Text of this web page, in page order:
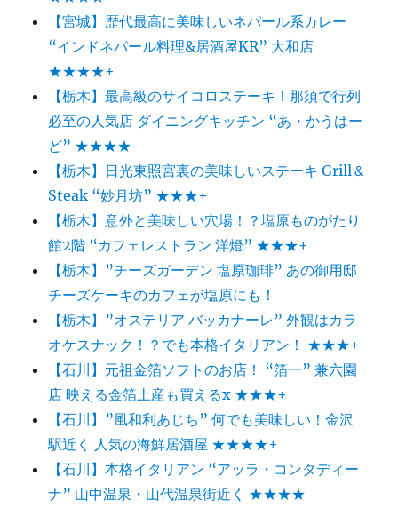
【宮城】歴代最高に美味しいネパール系カレー
“インドネパール料理&居酒屋KR” 大和店
★★★★+
【栃木】最高級のサイコロステーキ！那須で行列
必至の人気店 ダイニングキッチン “あ・かうはー
ど” ★★★★
【栃木】日光東照宮裏の美味しいステーキ Grill＆
Steak “妙月坊” ★★★+
【栃木】意外と美味しい穴場！？塩原ものがたり
館2階 “カフェレストラン 洋燈” ★★★+
【栃木】”チーズガーデン 塩原珈琲” あの御用邸
チーズケーキのカフェが塩原にも！
【栃木】”オステリア バッカナーレ” 外観はカラ
オケスナック！？でも本格イタリアン！ ★★★+
【石川】元祖金箔ソフトのお店！ “箔一” 兼六園
店 映える金箔土産も買えるx ★★★+
【石川】”風和利あじち” 何でも美味しい！金沢
駅近く 人気の海鮮居酒屋 ★★★★+
【石川】本格イタリアン “アッラ・コンタディー
ナ” 山中温泉・山代温泉街近く ★★★★